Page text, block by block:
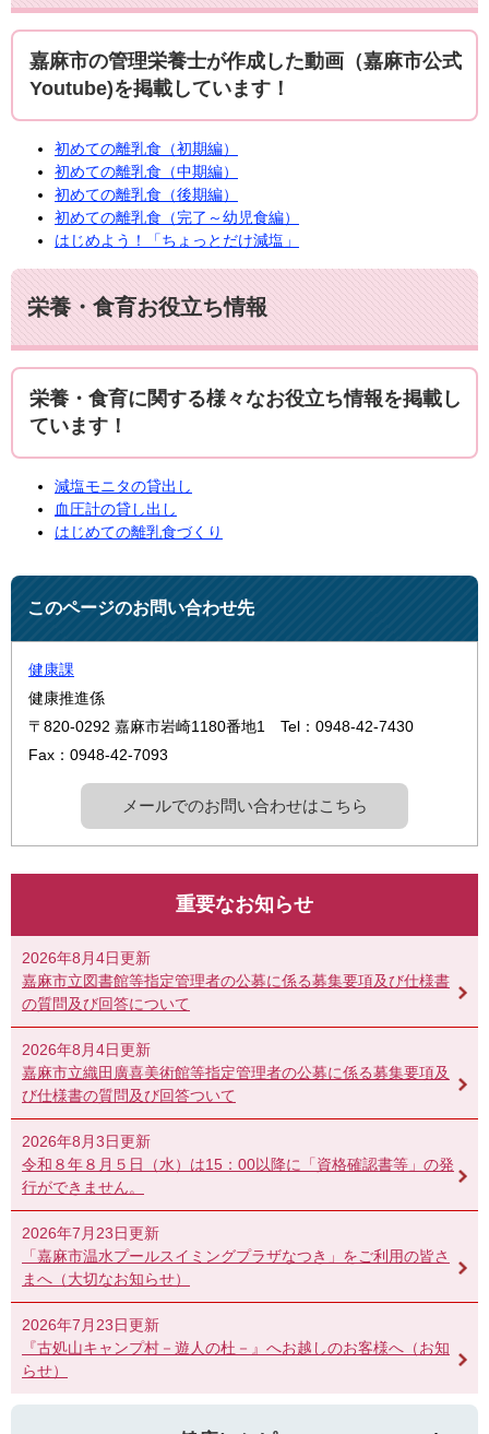
嘉麻市の管理栄養士が作成した動画（嘉麻市公式
Youtube)を掲載しています！
初めての離乳食（初期編）
初めての離乳食（中期編）
初めての離乳食（後期編）
初めての離乳食（完了～幼児食編）
はじめよう！「ちょっとだけ減塩」
栄養・食育お役立ち情報
栄養・食育に関する様々なお役立ち情報を掲載し
ています！
減塩モニタの貸出し
血圧計の貸し出し
はじめての離乳食づくり
このページのお問い合わせ先
健康課
健康推進係
〒820-0292 嘉麻市岩崎1180番地1
Tel：0948-42-7430
Fax：0948-42-7093
メールでのお問い合わせはこちら
重要なお知らせ
2026年8月4日更新
嘉麻市立図書館等指定管理者の公募に係る募集要項及び仕様書
の質問及び回答について
2026年8月4日更新
嘉麻市立織田廣喜美術館等指定管理者の公募に係る募集要項及
び仕様書の質問及び回答ついて
2026年8月3日更新
令和８年８月５日（水）は15：00以降に「資格確認書等」の発
行ができません。
2026年7月23日更新
「嘉麻市温水プールスイミングプラザなつき」をご利用の皆さ
まへ（大切なお知らせ）
2026年7月23日更新
『古処山キャンプ村－遊人の杜－』へお越しのお客様へ（お知
らせ）